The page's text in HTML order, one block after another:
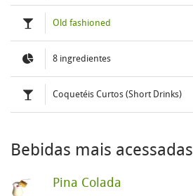
Old fashioned
8 ingredientes
Coquetéis Curtos (Short Drinks)
Bebidas mais acessadas
Pina Colada